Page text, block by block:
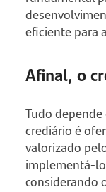
eficiente para
Afinal, o
Tudo
crediário é
valorizado
implementá-
considerando